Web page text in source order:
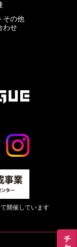
その他
わせ
開催しています